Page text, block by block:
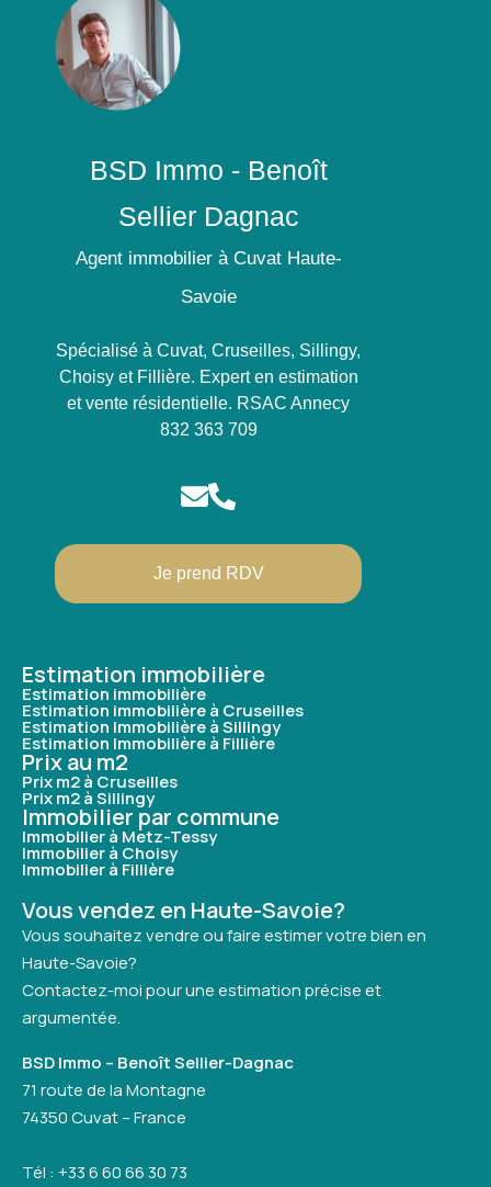
BSD Immo - Benoît
Sellier Dagnac
Agent immobilier à Cuvat Haute-
Savoie
Spécialisé à Cuvat, Cruseilles, Sillingy,
Choisy et Fillière. Expert en estimation
et vente résidentielle. RSAC Annecy
832 363 709
Je prend RDV
Estimation immobilière
Estimation immobilière
Estimation immobilière à Cruseilles
Estimation Immobilière à Sillingy
Estimation Immobilière à Fillière
Prix au m2
Prix m2 à Cruseilles
Prix m2 à Sillingy
Immobilier par commune
Immobilier à Metz-Tessy
Immobilier à Choisy
Immobilier à Fillière
Vous vendez en Haute-Savoie?
Vous souhaitez vendre ou faire estimer votre bien en
Haute-Savoie?
Contactez-moi pour une estimation précise et
argumentée.
BSD Immo – Benoît Sellier-Dagnac
71 route de la Montagne
74350 Cuvat – France
Tél : +33 6 60 66 30 73